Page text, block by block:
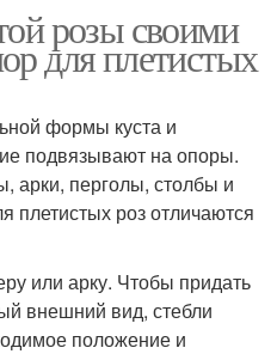
розы своими
для плетистых
формы куста и
подвязывают на опоры.
арки, перголы, столбы и
плетистых роз отличаются
или арку. Чтобы придать
внешний вид, стебли
положение и